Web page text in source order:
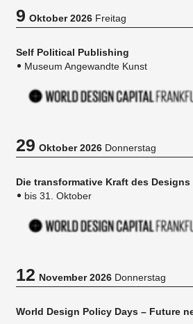
9Oktober 2026 Freitag
Self Political Publishing
Museum Angewandte Kunst
29Oktober 2026 Donnerstag
Die transformative Kraft des Designs
bis 31. Oktober
12November 2026 Donnerstag
World Design Policy Days – Future